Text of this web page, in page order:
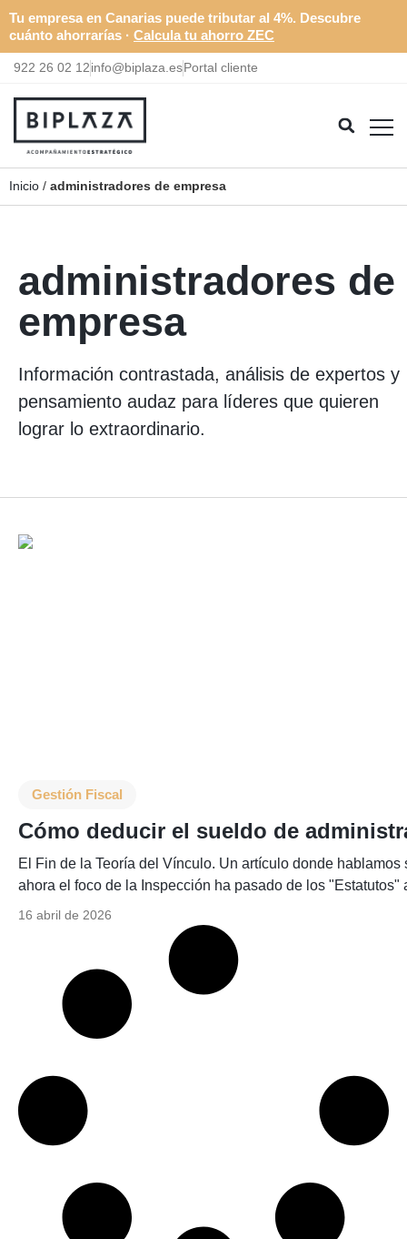
Tu empresa en Canarias puede tributar al 4%. Descubre
cuánto ahorrarías · Calcula tu ahorro ZEC
922 26 02 12info@biplaza.esPortal cliente
Inicio / administradores de empresa
administradores de
empresa
Información contrastada, análisis de expertos y
pensamiento audaz para líderes que quieren
lograr lo extraordinario.
Gestión Fiscal
Cómo deducir el sueldo de
El Fin de la Teoría del Vínculo. Un artículo donde
ahora el foco de la Inspección ha pasado de los "Estatutos"
16 abril de 2026